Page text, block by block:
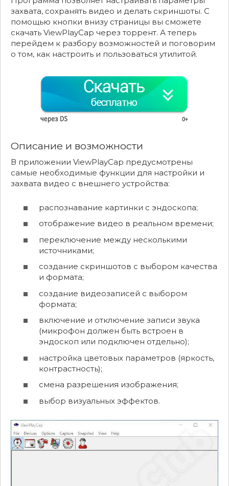
захвата, сохранять видео и делать скриншоты. С
помощью кнопки внизу страницы вы сможете
скачать ViewPlayCap через торрент. А теперь
перейдем к разбору возможностей и поговорим
о том, как настроить и пользоваться утилитой.
Описание и возможности
В приложении ViewPlayCap предусмотрены
самые необходимые функции для настройки и
захвата видео с внешнего устройства:
распознавание картинки с эндоскопа;
отображение видео в реальном времени;
переключение между несколькими
источниками;
создание скриншотов с выбором качества
и формата;
создание видеозаписей с выбором
формата;
включение и отключение записи звука
(микрофон должен быть встроен в
эндоскоп или подключен отдельно);
настройка цветовых параметров (яркость,
контрастность);
смена разрешения изображения;
выбор визуальных эффектов.